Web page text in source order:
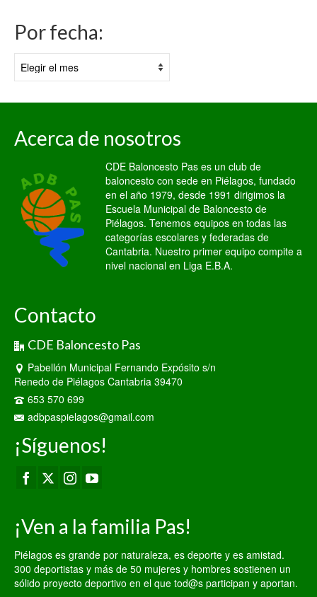
Por fecha:
fecha:
Acerca de nosotros
CDE Baloncesto Pas es un club de
baloncesto con sede en Piélagos, fundado
en el año 1979, desde 1991 dirigimos la
Escuela Municipal de Baloncesto de
Piélagos. Tenemos equipos en todas las
categorías escolares y federadas de
Cantabria. Nuestro primer equipo compite a
nivel nacional en Liga E.B.A.
Contacto
CDE Baloncesto Pas
Pabellón Municipal Fernando Expósito s/n
Renedo de Piélagos Cantabria 39470
653 570 699
adbpaspielagos@gmail.com
¡Síguenos!
¡Ven a la familia Pas!
Piélagos es grande por naturaleza, es deporte y es amistad.
300 deportistas y más de 50 mujeres y hombres sostienen un
sólido proyecto deportivo en el que tod@s participan y aportan.